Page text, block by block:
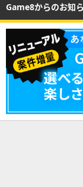
Game8からのお知